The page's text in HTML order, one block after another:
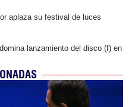
aplaza su festival de luces
lanzamiento del disco (f) en